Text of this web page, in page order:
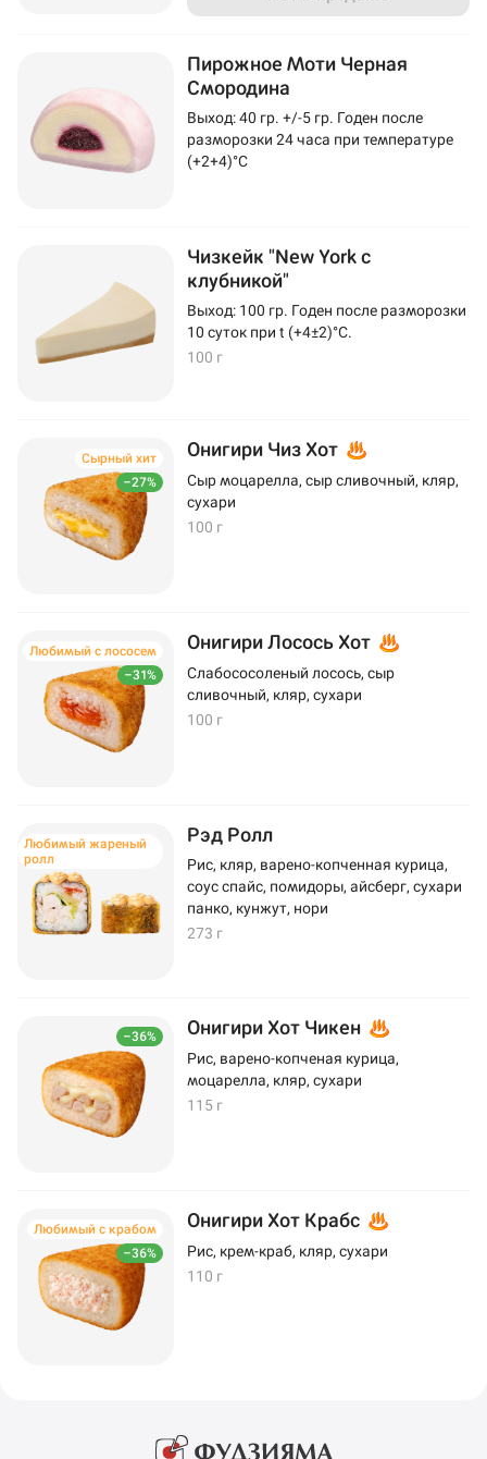
Пирожное Моти Черная
Смородина
Выход: 40 гр. +/-5 гр. Годен после
разморозки 24 часа при температуре
(+2+4)°C
Чизкейк "New York с
клубникой"
Выход: 100 гр. Годен после разморозки
10 суток при t (+4±2)°C.
100 г
–27%
Сырный хит Онигири Чиз Хот
Сыр моцарелла, сыр сливочный, кляр,
сухари
100 г
–31%
Любимый с лососем Онигири Лосось Хот
Слабососоленый лосось, сыр
сливочный, кляр, сухари
100 г
Любимый жареный
ролл
Рэд Ролл
Рис, кляр, варено-копченная курица,
соус спайс, помидоры, айсберг, сухари
панко, кунжут, нори
273 г
–36% Онигири Хот Чикен
Рис, варено-копченая курица,
моцарелла, кляр, сухари
115 г
–36%
Любимый с крабом Онигири Хот Крабс
Рис, крем-краб, кляр, сухари
110 г